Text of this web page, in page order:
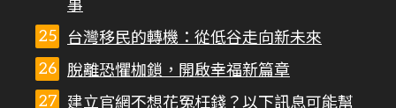
事
台灣移民的轉機：從低谷走向新未來
脫離恐懼枷鎖，開啟幸福新篇章
建立官網不想花冤枉錢？以下訊息可能幫